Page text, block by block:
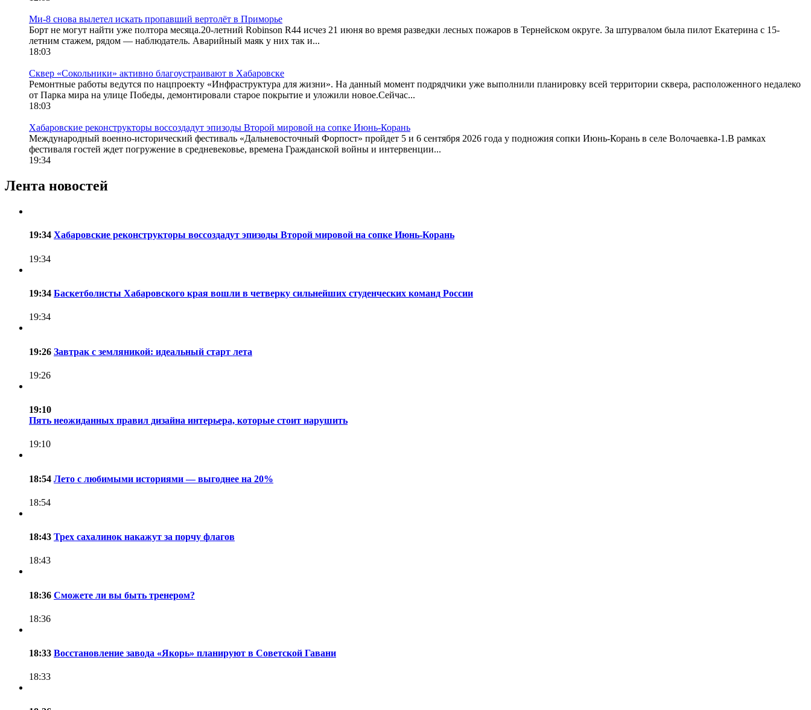
Ми-8 снова вылетел искать пропавший вертолёт в Приморье
Борт не могут найти уже полтора месяца.20-летний Robinson R44 исчез 21 июня во время разведки лесных пожаров в Тернейском округе. За штурвалом была пилот Екатерина с 15-
летним стажем, рядом — наблюдатель. Аварийный маяк у них так и...
18:03
Сквер «Сокольники» активно благоустраивают в Хабаровске
Ремонтные работы ведутся по нацпроекту «Инфраструктура для жизни». На данный момент подрядчики уже выполнили планировку всей территории сквера, расположенного недалеко
от Парка мира на улице Победы, демонтировали старое покрытие и уложили новое.Сейчас...
18:03
Хабаровские реконструкторы воссоздадут эпизоды Второй мировой на сопке Июнь-Корань
Международный военно-исторический фестиваль «Дальневосточный Форпост» пройдет 5 и 6 сентября 2026 года у подножия сопки Июнь-Корань в селе Волочаевка-1.В рамках
фестиваля гостей ждет погружение в средневековье, времена Гражданской войны и интервенции...
19:34
Лента новостей
19:34 Хабаровские реконструкторы воссоздадут эпизоды Второй мировой на сопке Июнь-Корань
19:34
19:34 Баскетболисты Хабаровского края вошли в четверку сильнейших студенческих команд России
19:34
19:26 Завтрак с земляникой: идеальный старт лета
19:26
19:10
Пять неожиданных правил дизайна интерьера, которые стоит нарушить
19:10
18:54 Лето с любимыми историями — выгоднее на 20%
18:54
18:43 Трех сахалинок накажут за порчу флагов
18:43
18:36 Сможете ли вы быть тренером?
18:36
18:33 Восстановление завода «Якорь» планируют в Советской Гавани
18:33